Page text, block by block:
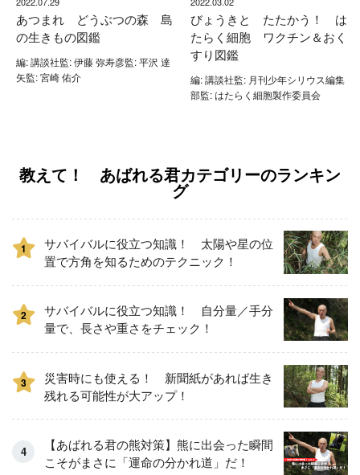
あつまれ どうぶつの森 島
の生きもの図鑑
編: 講談社監: 伊藤 弥寿彦監: 平沢 達
矢監: 宮崎 佑介
びょうきと たたかう！ は
たらく細胞 ワクチン＆おく
すり図鑑
編: 講談社監: 月刊少年シリウス編集
部監: はたらく細胞製作委員会
教えて！ あばれる君カテゴリーのランキン
グ
1
サバイバルに役立つ知識！ 太陽や星の位
置で方角を知るためのテクニック！
2
サバイバルに役立つ知識！ 自分量／手分
量で、長さや重さをチェック！
3
災害時にも使える！ 新聞紙があれば生き
残れる可能性が大アップ！
【あばれる君の熊対策】熊に出会った瞬間
こそがまさに「運命の分かれ道」だ！